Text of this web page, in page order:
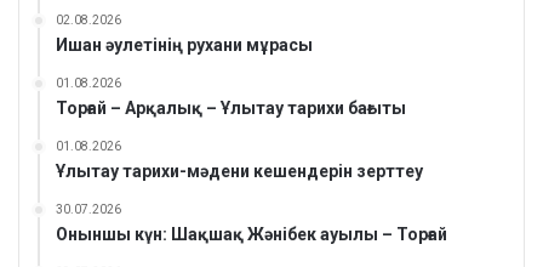
02.08.2026
Ишан әулетінің рухани мұрасы
01.08.2026
Торғай – Арқалық – Ұлытау тарихи бағыты
01.08.2026
Ұлытау тарихи-мәдени кешендерін зерттеу
30.07.2026
Оныншы күн: Шақшақ Жәнібек ауылы – Торғай